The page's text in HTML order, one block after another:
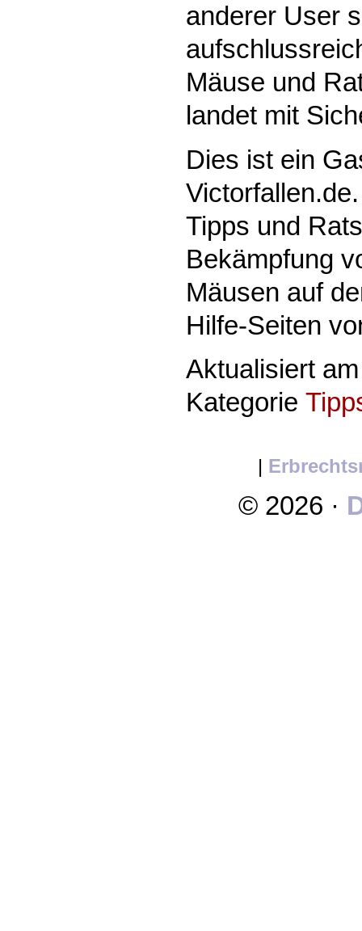
anderer User
Mäuse und
landet mit
Dies ist ein
Tipps und
Bekämpfung
Mäusen auf
Hilfe-Seiten
Aktualisiert
Kategorie
|
© 2026 ·